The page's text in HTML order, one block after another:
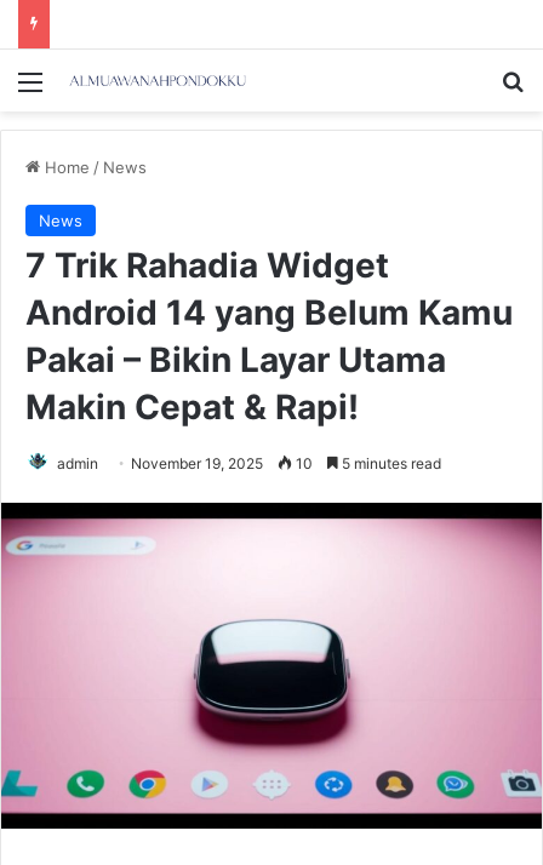
Menu
Home / News
News
7 Trik Rahadia Widget
Android 14 yang Belum Kamu
Pakai – Bikin Layar Utama
Makin Cepat & Rapi!
admin November 19, 2025 10 5 minutes read